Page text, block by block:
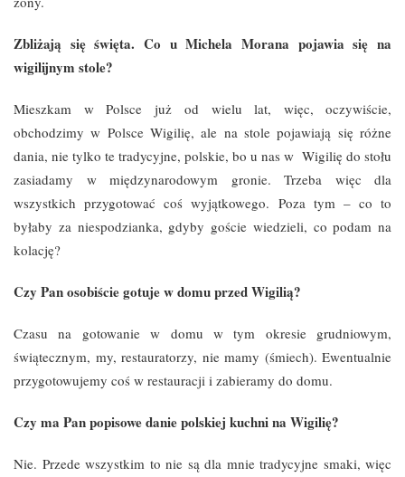
Zbliżają się święta. Co u Michela Morana pojawia się na
wigilijnym stole?
Mieszkam w Polsce już od wielu lat, więc, oczywiście,
obchodzimy w Polsce Wigilię, ale na stole pojawiają się różne
dania, nie tylko te tradycyjne, polskie, bo u nas w Wigilię do stołu
zasiadamy w międzynarodowym gronie. Trzeba więc dla
wszystkich przygotować coś wyjątkowego. Poza tym – co to
byłaby za niespodzianka, gdyby goście wiedzieli, co podam na
kolację?
Czy Pan osobiście gotuje w domu przed Wigilią?
Czasu na gotowanie w domu w tym okresie grudniowym,
świątecznym, my, restauratorzy, nie mamy (śmiech). Ewentualnie
przygotowujemy coś w restauracji i zabieramy do domu.
Czy ma Pan popisowe danie polskiej kuchni na Wigilię?
Nie. Przede wszystkim to nie są dla mnie tradycyjne smaki, więc